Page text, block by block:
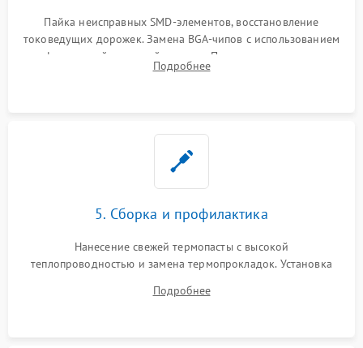
Пайка неисправных SMD-элементов, восстановление
токоведущих дорожек. Замена BGA-чипов с использованием
инфракрасной паяльной станции. Прошивка микросхемы
BIOS или замена поврежденных портов USB
Подробнее
5. Сборка и профилактика
Нанесение свежей термопасты с высокой
теплопроводностью и замена термопрокладок. Установка
шлейфов, модулей памяти и накопителей. Предварительная
Подробнее